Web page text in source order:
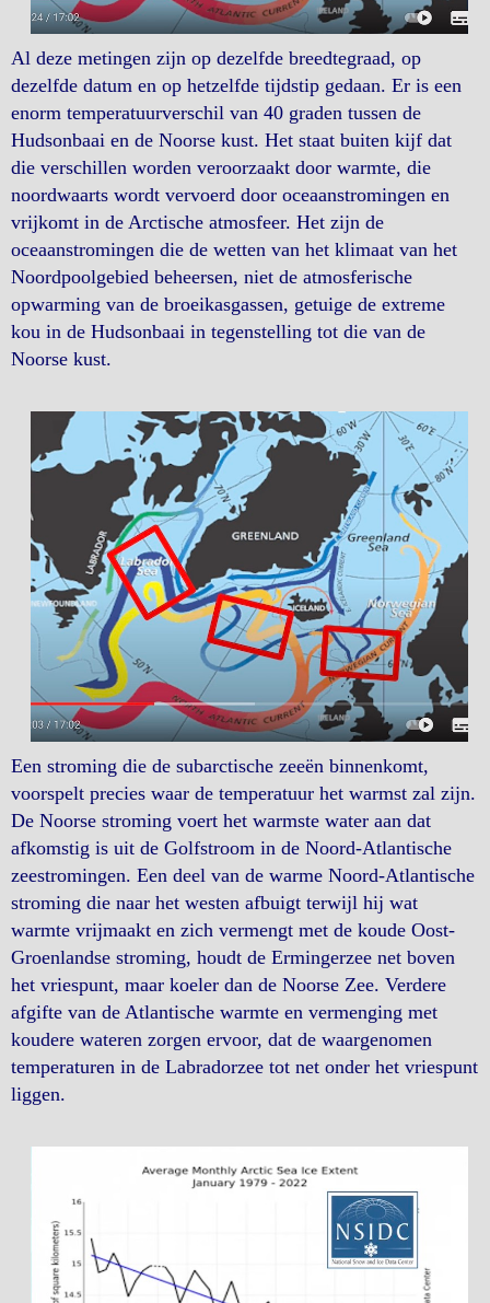
Al deze metingen zijn op dezelfde breedtegraad, op
dezelfde datum en op hetzelfde tijdstip gedaan. Er is een
enorm temperatuurverschil van 40 graden tussen de
Hudsonbaai en de Noorse kust. Het staat buiten kijf dat
die verschillen worden veroorzaakt door warmte, die
noordwaarts wordt vervoerd door oceaanstromingen en
vrijkomt in de Arctische atmosfeer. Het zijn de
oceaanstromingen die de wetten van het klimaat van het
Noordpoolgebied beheersen, niet de atmosferische
opwarming van de broeikasgassen, getuige de extreme
kou in de Hudsonbaai in tegenstelling tot die van de
Noorse kust.
Een stroming die de subarctische zeeën binnenkomt,
voorspelt precies waar de temperatuur het warmst zal zijn.
De Noorse stroming voert het warmste water aan dat
afkomstig is uit de Golfstroom in de Noord-Atlantische
zeestromingen. Een deel van de warme Noord-Atlantische
stroming die naar het westen afbuigt terwijl hij wat
warmte vrijmaakt en zich vermengt met de koude Oost-
Groenlandse stroming, houdt de Ermingerzee net boven
het vriespunt, maar koeler dan de Noorse Zee. Verdere
afgifte van de Atlantische warmte en vermenging met
koudere wateren zorgen ervoor, dat de waargenomen
temperaturen in de Labradorzee tot net onder het vriespunt
liggen.